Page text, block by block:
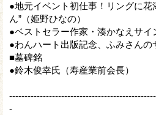
●地元イベント初仕事！リングに花
ん”（姫野ひなの）
●ベストセラー作家・湊かなえサイ
●わんハート出版記念、ふみさんの
■墓碑銘
●鈴木俊幸氏（寿産業前会長）
-